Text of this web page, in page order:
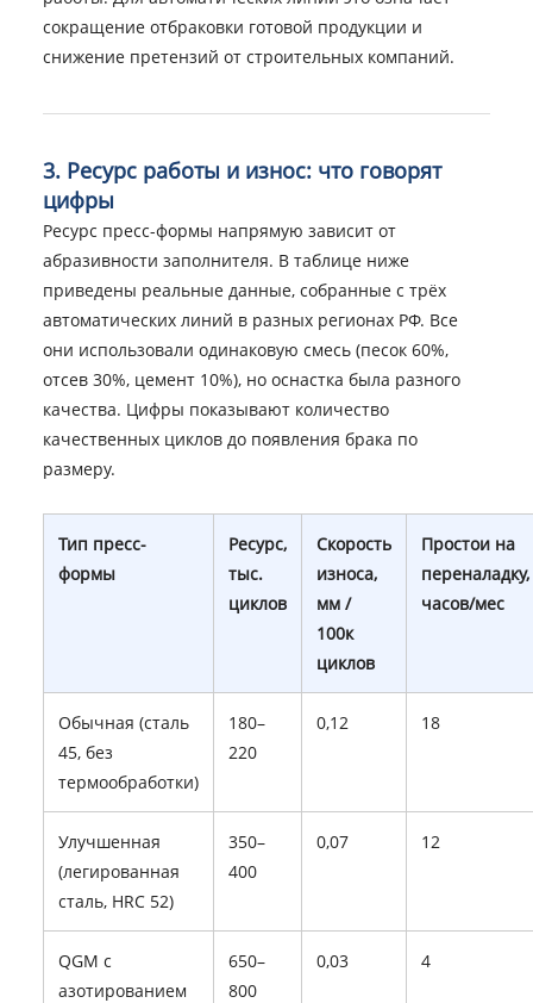
сокращение отбраковки готовой продукции и
снижение претензий от строительных компаний.
3. Ресурс работы и износ: что говорят
цифры
Ресурс пресс-формы напрямую зависит от
абразивности заполнителя. В таблице ниже
приведены реальные данные, собранные с трёх
автоматических линий в разных регионах РФ. Все
они использовали одинаковую смесь (песок 60%,
отсев 30%, цемент 10%), но оснастка была разного
качества. Цифры показывают количество
качественных циклов до появления брака по
размеру.
Тип пресс-
формы
Ресурс,
тыс.
циклов
Скорость
износа,
мм /
100к
циклов
Простои на
переналадку,
часов/мес
Обычная (сталь
45, без
термообработки)
180–
220
0,12 18
Улучшенная
(легированная
сталь, HRC 52)
350–
400
0,07 12
QGM с
азотированием
650–
800
0,03 4